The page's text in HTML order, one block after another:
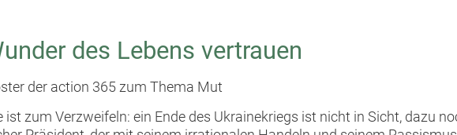
des Lebens vertrauen
der action 365 zum Thema Mut
ist zum Verzweifeln: ein Ende des Ukrainekriegs ist nicht in Sicht, dazu